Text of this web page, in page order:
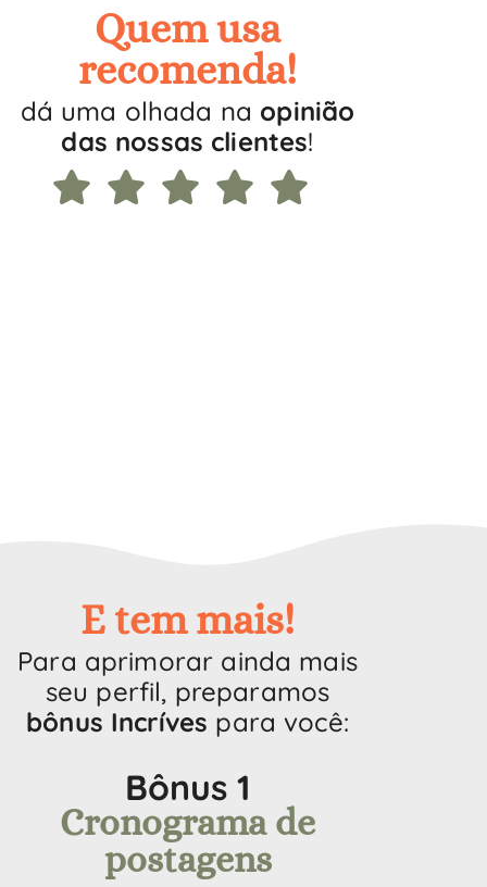
Quem usa
recomenda!
dá uma olhada na opinião
das nossas clientes!
E tem mais!
Para aprimorar ainda mais
seu perfil, preparamos
bônus Incríves para você:
Bônus 1
Cronograma de
postagens